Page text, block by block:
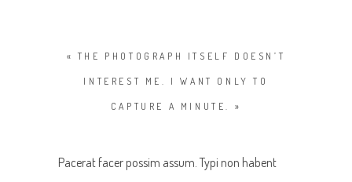
« THE PHOTOGRAPH ITSELF DOESN’T
INTEREST ME. I WANT ONLY TO
CAPTURE A MINUTE. »
Pacerat facer possim assum. Typi non habent